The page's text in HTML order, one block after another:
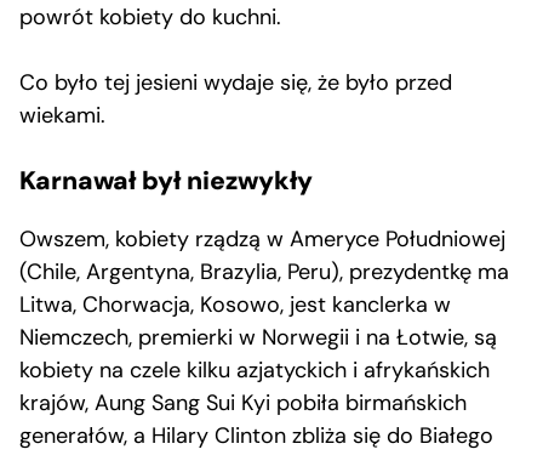
powrót kobiety do kuchni.
Co było tej jesieni wydaje się, że było przed
wiekami.
Karnawał był niezwykły
Owszem, kobiety rządzą w Ameryce Południowej
(Chile, Argentyna, Brazylia, Peru), prezydentkę ma
Litwa, Chorwacja, Kosowo, jest kanclerka w
Niemczech, premierki w Norwegii i na Łotwie, są
kobiety na czele kilku azjatyckich i afrykańskich
krajów, Aung Sang Sui Kyi pobiła birmańskich
generałów, a Hilary Clinton zbliża się do Białego